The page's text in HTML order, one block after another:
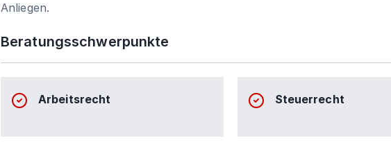
Anliegen.
Beratungsschwerpunkte
Arbeitsrecht Steuerrecht